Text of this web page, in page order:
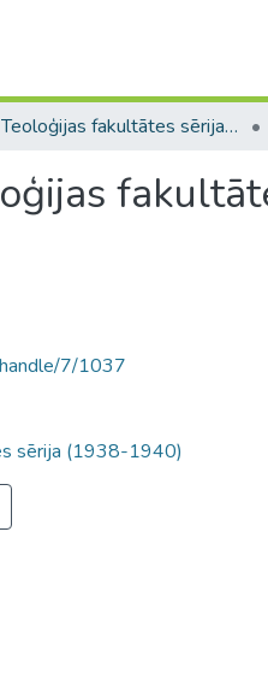
Teoloģijas fakultātes sērija (1938-1940)
7/1037
sērija (1938-1940)